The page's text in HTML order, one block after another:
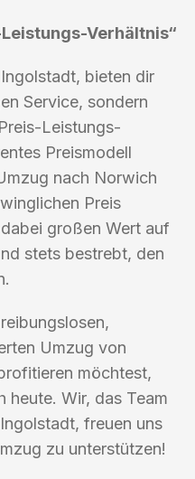
Verhältnis“
bieten dir
Service, sondern
Leistungs-
Preismodell
nach Norwich
Preis
großen Wert auf
stets bestrebt, den
Umzug von
möchtest,
heute. Wir, das Team
freuen uns
zu unterstützen!